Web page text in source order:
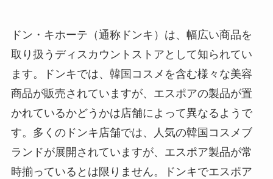
ドン・キホーテ（通称ドンキ）は、幅広い商品を
取り扱うディスカウントストアとして知られてい
ます。ドンキでは、韓国コスメを含む様々な美容
商品が販売されていますが、エスポアの製品が置
かれているかどうかは店舗によって異なるようで
す。多くのドンキ店舗では、人気の韓国コスメブ
ランドが展開されていますが、エスポア製品が常
時揃っているとは限りません。ドンキでエスポア